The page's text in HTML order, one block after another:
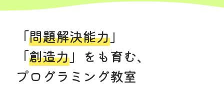
「問題解決能力」
「創造力」をも育む、
プログラミング教室